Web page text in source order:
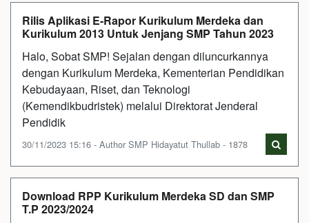
Rilis Aplikasi E-Rapor Kurikulum Merdeka dan
Kurikulum 2013 Untuk Jenjang SMP Tahun 2023
Halo, Sobat SMP! Sejalan dengan diluncurkannya
dengan Kurikulum Merdeka, Kementerian Pendidikan
Kebudayaan, Riset, dan Teknologi
(Kemendikbudristek) melalui Direktorat Jenderal
Pendidik
30/11/2023 15:16 - Author SMP Hidayatut Thullab - 1878
Download RPP Kurikulum Merdeka SD dan SMP
T.P 2023/2024